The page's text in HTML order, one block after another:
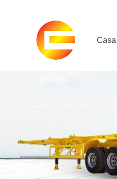
Casa